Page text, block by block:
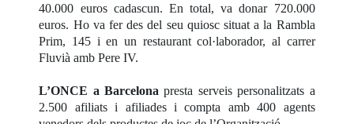
40.000 euros cadascun. En total, va donar 720.000
euros. Ho va fer des del seu quiosc situat a la Rambla
Prim, 145 i en un restaurant col·laborador, al carrer
Fluvià amb Pere IV.
L’ONCE a Barcelona presta serveis personalitzats a
2.500 afiliats i afiliades i compta amb 400 agents